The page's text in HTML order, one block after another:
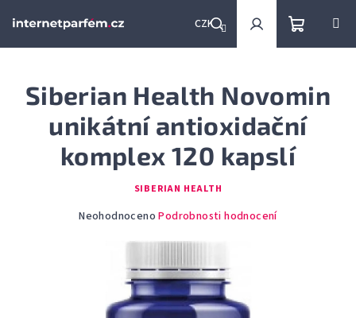
CZK
Hledat PřihlášeníNákupní
košík
Siberian Health Novomin
unikátní antioxidační
komplex 120 kapslí
SIBERIAN HEALTH
Průměrné
Neohodnoceno Podrobnosti hodnocení